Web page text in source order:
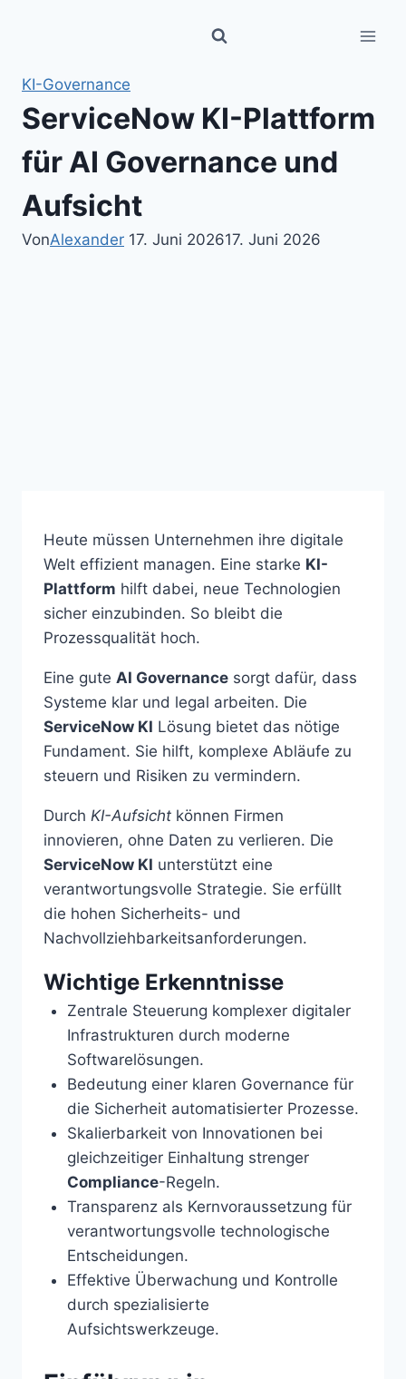
KI-Governance
ServiceNow KI-Plattform
für AI Governance und
Aufsicht
VonAlexander 17. Juni 202617. Juni 2026
Heute müssen Unternehmen ihre digitale
Welt effizient managen. Eine starke KI-
Plattform hilft dabei, neue Technologien
sicher einzubinden. So bleibt die
Prozessqualität hoch.
Eine gute AI Governance sorgt dafür, dass
Systeme klar und legal arbeiten. Die
ServiceNow KI Lösung bietet das nötige
Fundament. Sie hilft, komplexe Abläufe zu
steuern und Risiken zu vermindern.
Durch KI-Aufsicht können Firmen
innovieren, ohne Daten zu verlieren. Die
ServiceNow KI unterstützt eine
verantwortungsvolle Strategie. Sie erfüllt
die hohen Sicherheits- und
Nachvollziehbarkeitsanforderungen.
Wichtige Erkenntnisse
Zentrale Steuerung komplexer digitaler
Infrastrukturen durch moderne
Softwarelösungen.
Bedeutung einer klaren Governance für
die Sicherheit automatisierter Prozesse.
Skalierbarkeit von Innovationen bei
gleichzeitiger Einhaltung strenger
Compliance-Regeln.
Transparenz als Kernvoraussetzung für
verantwortungsvolle technologische
Entscheidungen.
Effektive Überwachung und Kontrolle
durch spezialisierte
Aufsichtswerkzeuge.